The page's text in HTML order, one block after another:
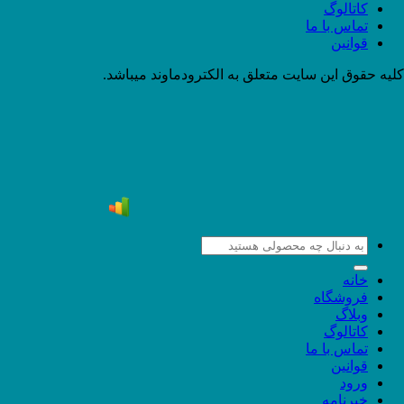
کاتالوگ
تماس با ما
قوانین
کلیه حقوق این سایت متعلق به الکترودماوند میباشد.
جستجو
برای:
خانه
فروشگاه
وبلاگ
کاتالوگ
تماس با ما
قوانین
ورود
خبرنامه